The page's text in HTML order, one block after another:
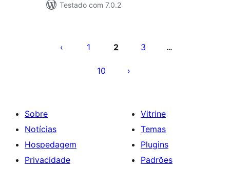
Testado com 7.0.2
1 2 3 …
10
Sobre
Notícias
Hospedagem
Privacidade
Vitrine
Temas
Plugins
Padrões